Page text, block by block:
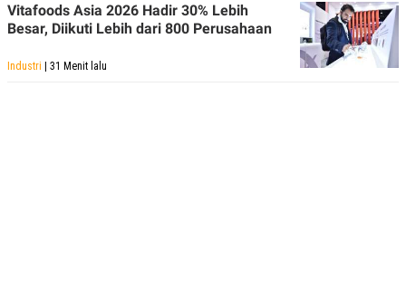
Vitafoods Asia 2026 Hadir 30% Lebih
Besar, Diikuti Lebih dari 800 Perusahaan
Industri | 31 Menit lalu